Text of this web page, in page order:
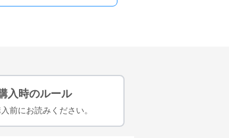
入時のルール
前にお読みください。